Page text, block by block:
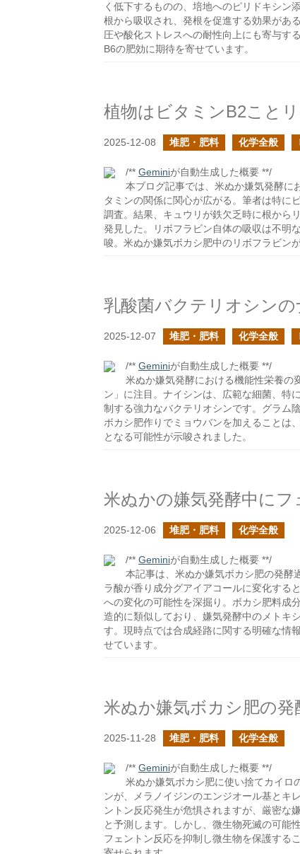
く低下するものの、培地へのピリドキシン
根から吸収され、発根を促進する効果があ
圧や酸化ストレスへの耐性向上にも寄与す
B6の肥効に期待を寄せています。
植物はビタミンB2こと
2025-12-08 堆肥・肥料 化学全般
/** Geminiが自動生成した概要 **/
本ブログ記事では、米ぬか嫌気発酵に
タミンの関係に関心が広がる。筆者は特に
調査。結果、キュウリが鉄欠乏時に根から
発見した。リボフラビン自体の吸収は不明
唆。米ぬか嫌気ボカシ肥中のリボフラビン
乳酸菌バクテリオシン
2025-12-07 堆肥・肥料 化学全般
/** Geminiが自動生成した概要 **/
米ぬか嫌気発酵における機能性栄養の
ン」に注目。ナイシンは、広範な細菌、特
制する強力なバクテリオシンです。グラム
ボカシ肥作りでミョウバンを加えることは
となる可能性が示唆されました。
米ぬかの嫌気発酵中に
2025-12-06 堆肥・肥料 化学全般
/** Geminiが自動生成した概要 **/
本記事は、米ぬか嫌気ボカシ肥の発酵
ラ酸が香り成分グアイアコールに変化する
への変化の可能性を深掘り。ボカシ肥料成
造的に類似しており、嫌気発酵中のメトキ
す。現時点では合成経路に関する明確な情
せています。
2025-11-28 堆肥・肥料 化学全般
/** Geminiが自動生成した概要 **/
米ぬか嫌気ボカシ肥に使い捨てカイロ
ンが、メラノイジンのエンジオール基とキ
ントン反応発生が危惧されますが、厳密な
と予測します。しかし、微生物死滅の可能
フェントン反応を抑制し微生物を保護する